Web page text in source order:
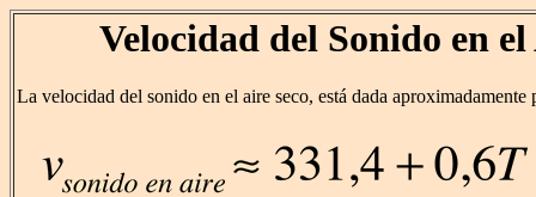
Velocidad del Sonido en
La velocidad del sonido en el aire seco, está dada aproximadamente